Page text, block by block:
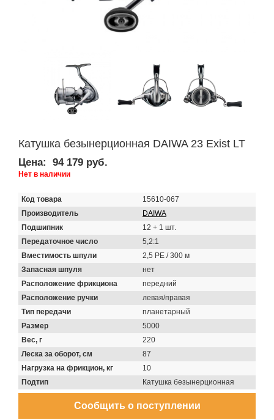
Катушка безынерционная DAIWA 23 Exist LT
Цена: 94 179 руб.
Нет в наличии
Код товара
15610-067
Производитель
DAIWA
Подшипник
12 + 1 шт.
Передаточное число
5,2:1
Вместимость шпули
2,5 PE / 300 м
Запасная шпуля
нет
Расположение фрикциона
передний
Расположение ручки
левая/правая
Тип передачи
планетарный
Размер
5000
Вес, г
220
Леска за оборот, см
87
Нагрузка на фрикцион, кг
10
Подтип
Катушка безынерционная